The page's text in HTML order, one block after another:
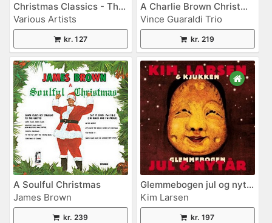
Christmas Classics - The Ultimate Collection
Various Artists
kr. 127
A Charlie Brown Christmas
Vince Guaraldi Trio
kr. 219
A Soulful Christmas
James Brown
kr. 239
Glemmebogen jul og nytår
Kim Larsen
kr. 197